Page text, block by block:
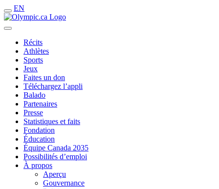
EN
Récits
Athlètes
Sports
Jeux
Faites un don
Téléchargez l’appli
Balado
Partenaires
Presse
Statistiques et faits
Fondation
Éducation
Équipe Canada 2035
Possibilités d’emploi
À propos
Aperçu
Gouvernance